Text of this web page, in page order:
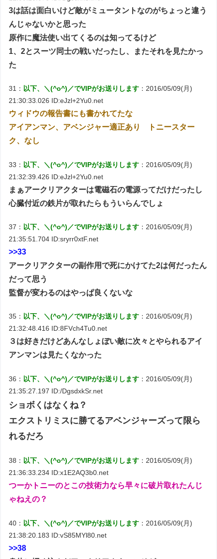
3は話は面白いけど敵がミュータントなのがちょっと違う
んじゃないかと思った
原作に魔法使い出てくるのは知ってるけど
1、2とスーツ同士の戦いだったし、またそれを見たかっ
た
31： 以下、＼(^o^)／でVIPがお送りします ：2016/05/09(月)
21:30:33.026 ID:eJzl+2Yu0.net
ウィドウの報告書にも書かれてたな
アイアンマン、アベンジャー適正あり トニースター
ク、なし
33： 以下、＼(^o^)／でVIPがお送りします ：2016/05/09(月)
21:32:39.426 ID:eJzl+2Yu0.net
まぁアークリアクターは電磁石の電源ってだけだったし
心臓付近の鉄片が取れたらもういらんでしょ
37： 以下、＼(^o^)／でVIPがお送りします ：2016/05/09(月)
21:35:51.704 ID:sryrr0xtF.net
>>33
アークリアクターの副作用で死にかけてた2は何だったん
だって思う
監督が変わるのはやっぱ良くないな
35： 以下、＼(^o^)／でVIPがお送りします ：2016/05/09(月)
21:32:48.416 ID:8FVch4Tu0.net
３は好きだけどあんなしょぼい敵に次々とやられるアイ
アンマンは見たくなかった
36： 以下、＼(^o^)／でVIPがお送りします ：2016/05/09(月)
21:35:27.197 ID:/DgsdxkSr.net
ショボくはなくね？
エクストリミスに勝てるアベンジャーズって限ら
れるだろ
38： 以下、＼(^o^)／でVIPがお送りします ：2016/05/09(月)
21:36:33.234 ID:x1E2AQ3b0.net
つーかトニーのとこの技術力なら早々に破片取れたんじ
ゃねえの？
40： 以下、＼(^o^)／でVIPがお送りします ：2016/05/09(月)
21:38:20.183 ID:vS85MYl80.net
>>38